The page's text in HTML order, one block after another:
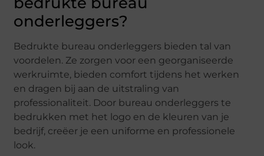
onderleggers?
Bedrukte bureau onderleggers bieden tal van
voordelen. Ze zorgen voor een georganiseerde
werkruimte, bieden comfort tijdens het werken
en dragen bij aan de uitstraling van
professionaliteit. Door bureau onderleggers te
bedrukken met het logo en de kleuren van je
bedrijf, creëer je een uniforme en professionele
look.